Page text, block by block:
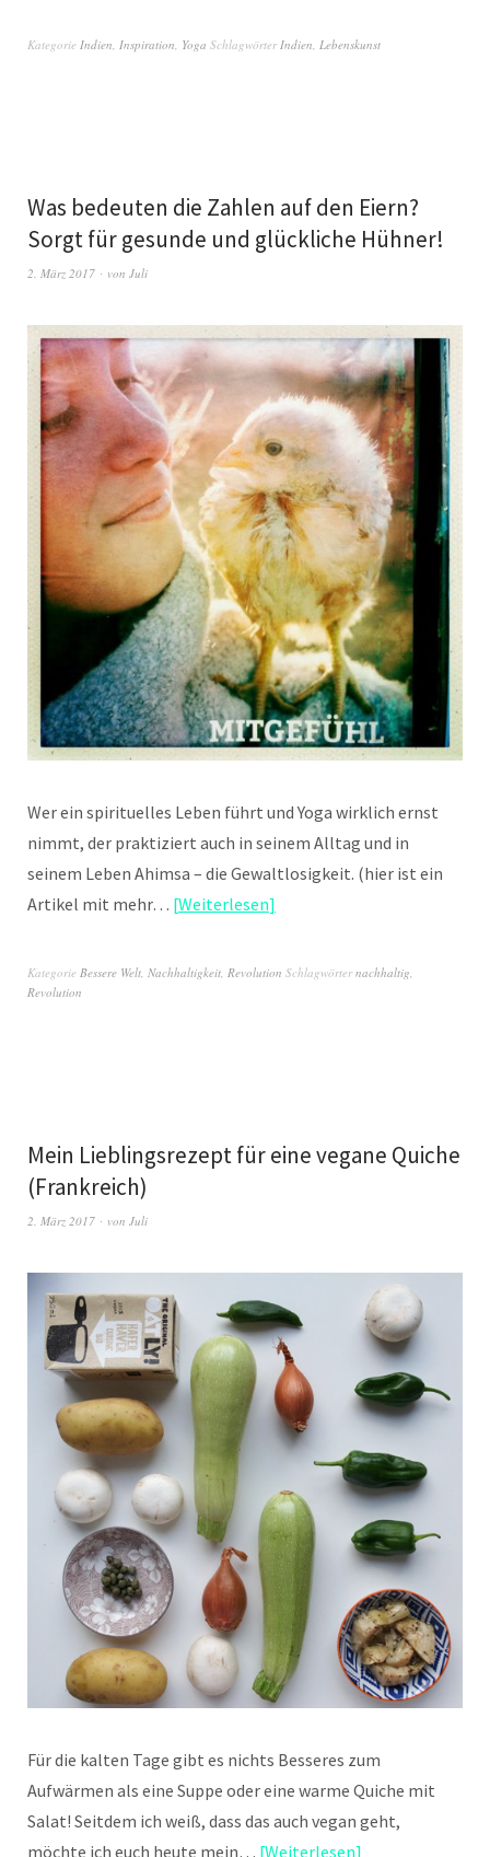
Kategorie Indien, Inspiration, Yoga SchlagwörterIndien, Lebenskunst
Was bedeuten die Zahlen auf den Eiern?
Sorgt für gesunde und glückliche Hühner!
2. März 2017 von Juli
Wer ein spirituelles Leben führt und Yoga wirklich ernst
nimmt, der praktiziert auch in seinem Alltag und in
seinem Leben Ahimsa – die Gewaltlosigkeit. (hier ist ein
Artikel mit mehr… Weiterlesen
Kategorie Bessere Welt, Nachhaltigkeit, Revolution Schlagwörternachhaltig,
Revolution
Mein Lieblingsrezept für eine vegane Quiche
(Frankreich)
2. März 2017 von Juli
Für die kalten Tage gibt es nichts Besseres zum
Aufwärmen als eine Suppe oder eine warme Quiche mit
Salat! Seitdem ich weiß, dass das auch vegan geht,
möchte ich euch heute mein… Weiterlesen